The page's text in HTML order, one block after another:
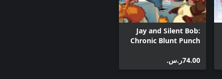
Jay and Silent Bob:
Chronic Blunt Punch
‪ر.س.‏‎74.00‬